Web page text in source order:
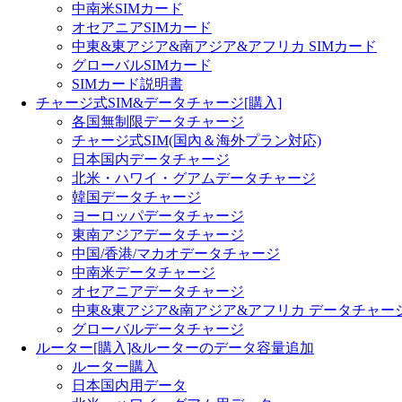
中南米SIMカード
オセアニアSIMカード
中東&東アジア&南アジア&アフリカ SIMカード
グローバルSIMカード
SIMカード説明書
チャージ式SIM&データチャージ[購入]
各国無制限データチャージ
チャージ式SIM(国內＆海外プラン対応)
日本国内データチャージ
北米・ハワイ・グアムデータチャージ
韓国データチャージ
ヨーロッパデータチャージ
東南アジアデータチャージ
中国/香港/マカオデータチャージ
中南米データチャージ
オセアニアデータチャージ
中東&東アジア&南アジア&アフリカ データチャー
グローバルデータチャージ
ルーター[購入]&ルーターのデータ容量追加
ルーター購入
日本国内用データ